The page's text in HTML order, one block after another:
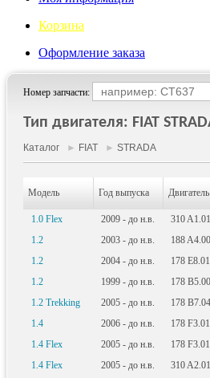
Корзина
Оформление заказа
Номер запчасти:
Тип двигателя: FIAT
Каталог ► FIAT ► STRADA
Модель Год выпуска Двигатель
1.0 Flex 2009 - до н.в. 310
1.2 2003 - до н.в. 188
1.2 2004 - до н.в. 178
1.2 1999 - до н.в. 178
1.2 Trekking 2005 - до н.в. 178
1.4 2006 - до н.в. 178
1.4 Flex 2005 - до н.в. 178
1.4 Flex 2005 - до н.в. 310